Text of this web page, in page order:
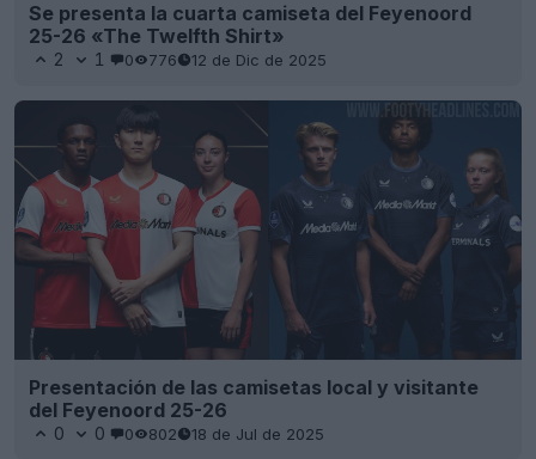
Se presenta la cuarta camiseta del Feyenoord
25-26 «The Twelfth Shirt»
2 1 0 776 12 de Dic de 2025
Presentación de las camisetas local y visitante
del Feyenoord 25-26
0 0 0 802 18 de Jul de 2025